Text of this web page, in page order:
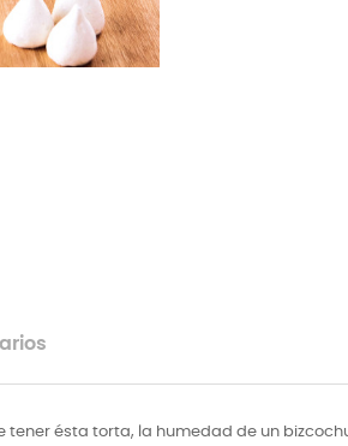
ésta torta, la humedad de un